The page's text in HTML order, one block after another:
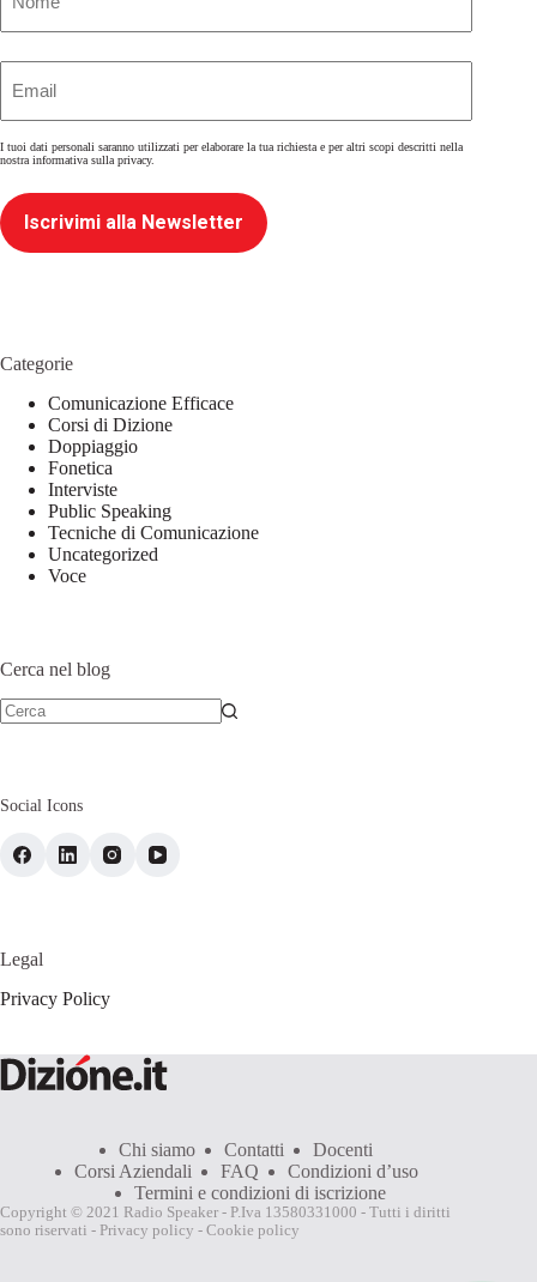
I tuoi dati personali saranno utilizzati per elaborare la tua richiesta e per altri scopi descritti nella
nostra informativa sulla privacy.
Iscrivimi alla Newsletter
Categorie
Comunicazione Efficace
Corsi di Dizione
Doppiaggio
Fonetica
Interviste
Public Speaking
Tecniche di Comunicazione
Uncategorized
Voce
Cerca nel blog
Social Icons
Legal
Privacy Policy
Chi siamo Contatti
Docenti
Corsi Aziendali
FAQ
Condizioni d’uso
Termini e condizioni di iscrizione
Copyright © 2021 Radio Speaker - P.Iva 13580331000 - Tutti i diritti
sono riservati - Privacy policy - Cookie policy